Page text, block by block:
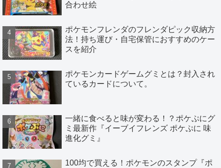
合わせ絵
ポケモンフレンダのフレンダピック収納方
法！持ち運び・自宅保管におすすめのケー
スを紹介
ポケモンカードゲームグミとは？封入され
ているカードについて。
一緒に食べると味が変わる！？ポケぷにグ
ミ最新作『イーブイフレンズ ポケぷに 味
進化グミ』
100均で買える！ポケモンのスタンプ『ポ